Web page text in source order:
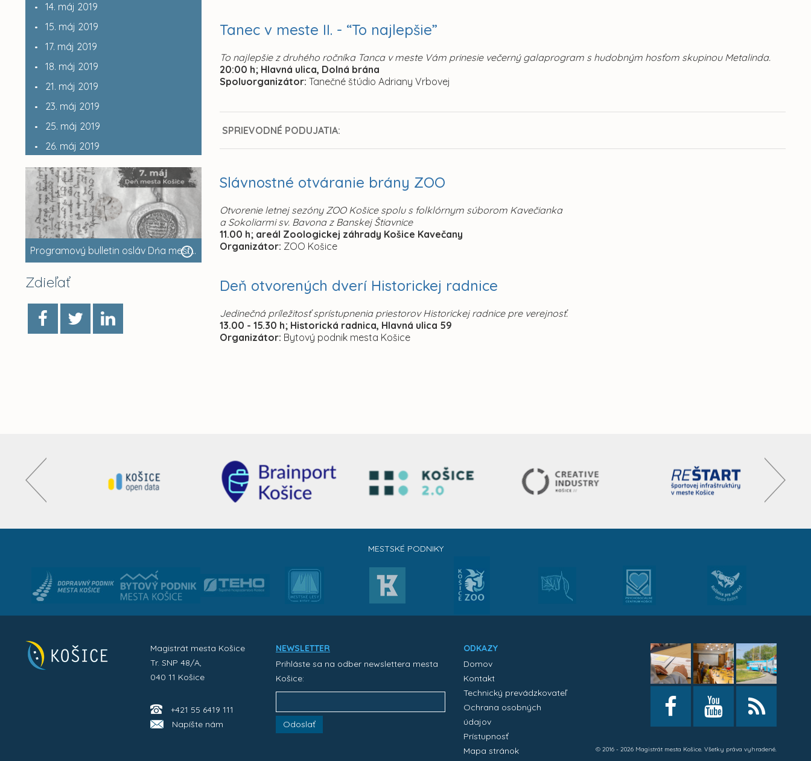
14. máj 2019
15. máj 2019
17. máj 2019
18. máj 2019
21. máj 2019
23. máj 2019
25. máj 2019
26. máj 2019
Programový bulletin osláv Dńa mesta Košice
Zdieľať
Tanec v meste II. - “To najlepšie”
To najlepšie z druhého ročníka Tanca v meste Vám prinesie večerný galaprogram s hudobným hosťom skupinou Metalinda.
20:00 h; Hlavná ulica, Dolná brána
Spoluorganizátor: Tanečné štúdio Adriany Vrbovej
SPRIEVODNÉ PODUJATIA:
Slávnostné otváranie brány ZOO
Otvorenie letnej sezóny ZOO Košice spolu s folklórnym súborom Kavečianka
a Sokoliarmi sv. Bavona z Banskej Štiavnice
11.00 h; areál Zoologickej záhrady Košice Kavečany
Organizátor: ZOO Košice
Deň otvorených dverí Historickej radnice
Jedinečná príležitosť sprístupnenia priestorov Historickej radnice pre verejnosť.
13.00 - 15.30 h; Historická radnica, Hlavná ulica 59
Organizátor: Bytový podnik mesta Košice
MESTSKÉ PODNIKY
Magistrát mesta Košice
Tr. SNP 48/A,
040 11 Košice
+421 55 6419 111
Napíšte nám
NEWSLETTER
Prihláste sa na odber newslettera mesta
Košice:
Odoslať
ODKAZY
Domov
Kontakt
Technický prevádzkovateľ
Ochrana osobných
údajov
Prístupnosť
Mapa stránok
© 2016 - 2026 Magistrát mesta Košice. Všetky práva vyhradené.